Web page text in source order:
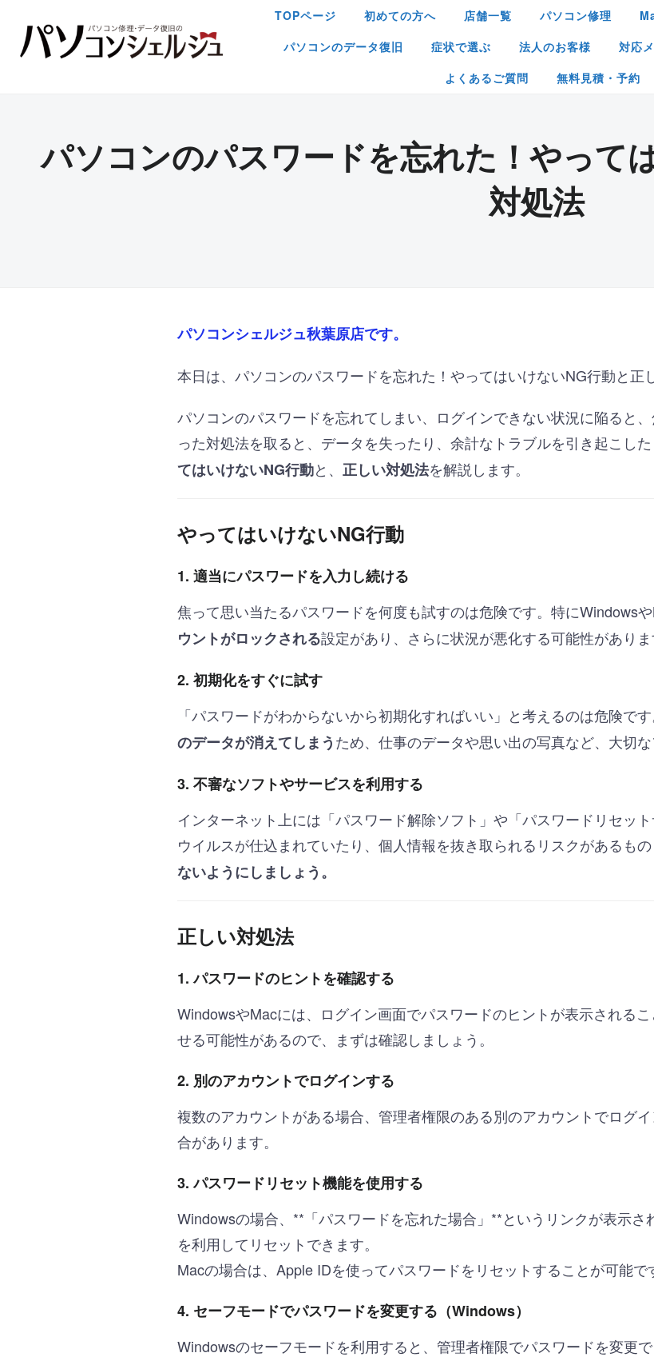
TOPページ 初めての方へ 店舗一覧 パソコン修理
パソコンのデータ復旧
症状で選ぶ 法人のお客様 対応
よくあるご質問
無料見積・予約
パソコンのパスワードを忘れた！やって
対処法
パソコンシェルジュ秋葉原店です。
本日は、パソコンのパスワードを忘れた！やってはいけないNG行動と正
パソコンのパスワードを忘れてしまい、ログインできない状況に陥ると
った対処法を取ると、データを失ったり、余計なトラブルを引き起こした
てはいけないNG行動と、 正しい対処法を解説します。
やってはいけないNG行動
1. 適当にパスワードを入力し続ける
焦って思い当たるパスワードを何度も試すのは危険です。特にWindows
ウントがロックされる設定があり、さらに状況が悪化する可能性がありま
2. 初期化をすぐに試す
「パスワードがわからないから初期化すればいい」と考えるのは危険で
のデータが消えてしまうため、仕事のデータや思い出の写真など、大切
3. 不審なソフトやサービスを利用する
インターネット上には「パスワード解除ソフト」や「パスワードリセッ
ウイルスが仕込まれていたり、個人情報を抜き取られるリスクがあるもの
ないようにしましょう。
正しい対処法
1. パスワードのヒントを確認する
WindowsやMacには、ログイン画面でパスワードのヒントが表示される
せる可能性があるので、まずは確認しましょう。
2. 別のアカウントでログインする
複数のアカウントがある場合、管理者権限のある別のアカウントでログ
合があります。
3. パスワードリセット機能を使用する
Windowsの場合、**「パスワードを忘れた場合」**というリンクが表示さ
を利用してリセットできます。
Macの場合は、Apple IDを使ってパスワードをリセットすることが可能で
4. セーフモードでパスワードを変更する（Windows）
Windowsのセーフモードを利用すると、管理者権限でパスワードを変更で